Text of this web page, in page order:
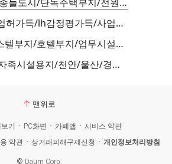
인천 상업용지/lh상업허가득/lh감정평가득/사업성평가 허가득한 상업용지,허가부지 매매합니다.
상업용지매매/오피스텔부지/호텔부지/업무시설용지/시행부지/lh매입주택승인부지 전국적 토지매매합니다.
지식산업센터부지/자족시설용지/천안/울산/경기도북부/남양주등 지식산업센터 부지 매매....
맨위로
기 PC화면 카페앱
서비스 약관
약관 상거래피해구제신청 개인정보처리방침
© Daum Corp.